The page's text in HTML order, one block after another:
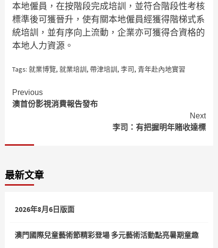
本地僱員，在按階段完成培訓，並符合階段性考核
標準後可獲晉升，使有關本地僱員經獲得階梯式系
統培訓，並有序向上流動，企業亦可獲得合資格的
本地人力資源。
Tags: 就業博覽, 就業培訓, 帶津培訓, 李司, 青年赴內地實習
Continue
Reading
Previous
澳首份影視消費報告發布
Next
李司：有把握明年賭收達標
最新文章
2026年8月6日版面
澳門國際兒童藝術節精彩登場 多元藝術活動點亮暑期童趣